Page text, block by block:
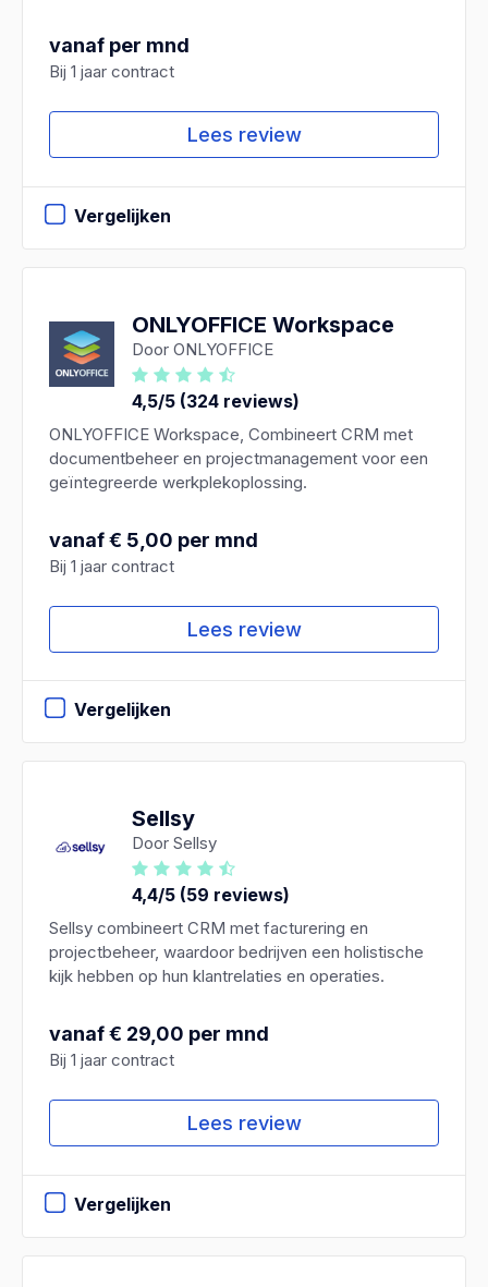
vanaf per mnd
Bij 1 jaar contract
Lees review
Vergelijken
ONLYOFFICE Workspace
Door ONLYOFFICE
4,5/5 (324 reviews)
ONLYOFFICE Workspace, Combineert CRM met
documentbeheer en projectmanagement voor een
geïntegreerde werkplekoplossing.
vanaf € 5,00 per mnd
Bij 1 jaar contract
Lees review
Vergelijken
Sellsy
Door Sellsy
4,4/5 (59 reviews)
Sellsy combineert CRM met facturering en
projectbeheer, waardoor bedrijven een holistische
kijk hebben op hun klantrelaties en operaties.
vanaf € 29,00 per mnd
Bij 1 jaar contract
Lees review
Vergelijken